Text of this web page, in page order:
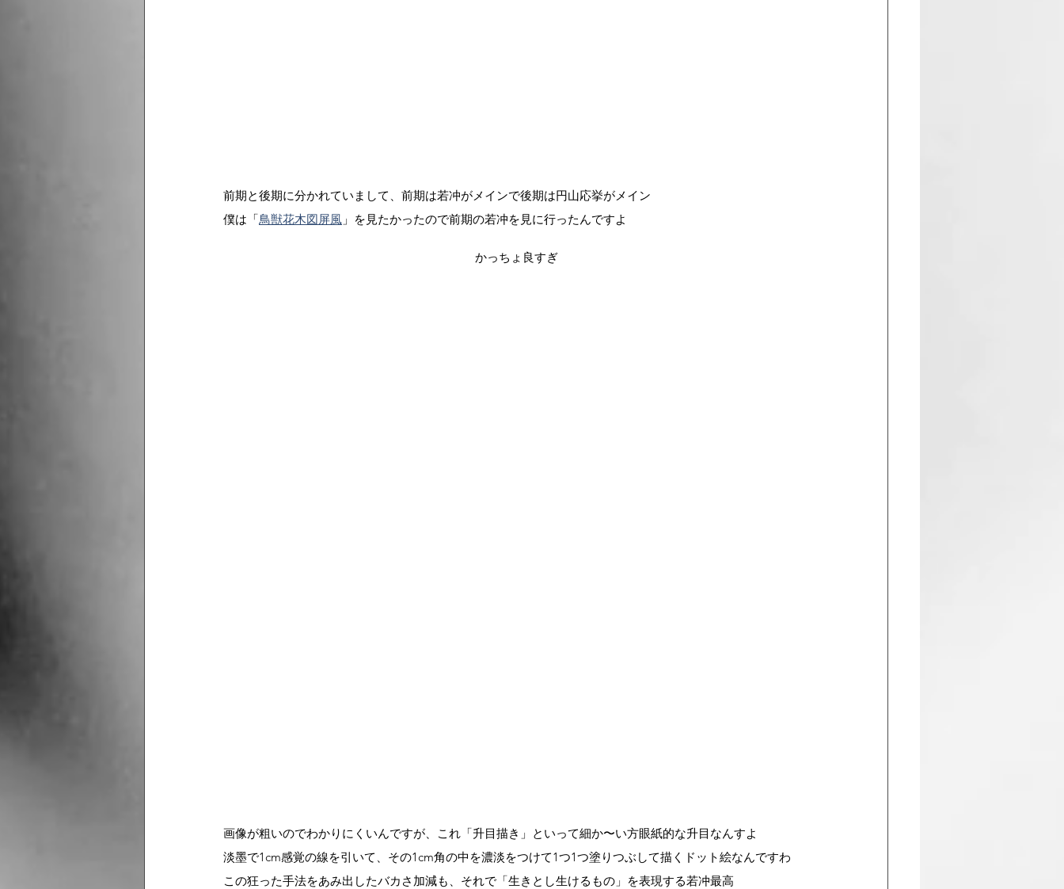
前期と後期に分かれていまして、前期は若冲がメインで後期は円山応挙がメイン
僕は「鳥獣花木図屏風 」を見たかったので前期の若冲を見に行ったんですよ
かっちょ良すぎ
画像が粗いのでわかりにくいんですが、これ「升目描き」といって細か〜い方眼紙的な升目なんすよ
淡墨で1cm感覚の線を引いて、その1cm角の中を濃淡をつけて1つ1つ塗りつぶして描くドット絵なんですわ
この狂った手法をあみ出したバカさ加減も、それで「生きとし生けるもの」を表現する若冲最高